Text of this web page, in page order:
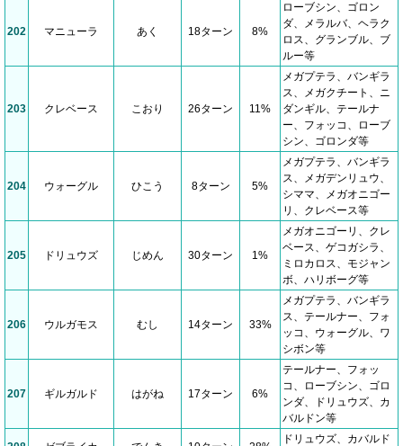
202 マニューラ あく 18ターン 8%
ローブシン、ゴロン
ダ、メラルバ、ヘラク
ロス、グランブル、ブ
ルー等
203 クレベース こおり 26ターン 11%
メガプテラ、バンギラ
ス、メガクチート、ニ
ダンギル、テールナ
ー、フォッコ、ローブ
シン、ゴロンダ等
204 ウォーグル ひこう 8ターン 5%
メガプテラ、バンギラ
ス、メガデンリュウ、
シママ、メガオニゴー
リ、クレベース等
205 ドリュウズ じめん 30ターン 1%
メガオニゴーリ、クレ
ベース、ゲコガシラ、
ミロカロス、モジャン
ボ、ハリボーグ等
206 ウルガモス むし 14ターン 33%
メガプテラ、バンギラ
ス、テールナー、フォ
ッコ、ウォーグル、ワ
シボン等
207 ギルガルド はがね 17ターン 6%
テールナー、フォッ
コ、ローブシン、ゴロ
ンダ、ドリュウズ、カ
バルドン等
ドリュウズ、カバルド